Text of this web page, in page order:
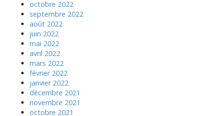
octobre 2022
septembre 2022
août 2022
juin 2022
mai 2022
avril 2022
mars 2022
février 2022
janvier 2022
décembre 2021
novembre 2021
octobre 2021